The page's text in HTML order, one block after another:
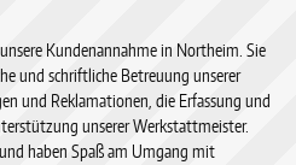
Kundenannahme in Northeim. Sie
und schriftliche Betreuung unserer
und Reklamationen, die Erfassung und
unserer Werkstattmeister.
haben Spaß am Umgang mit